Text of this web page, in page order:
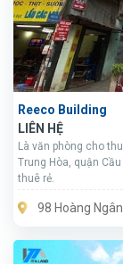
Reeco Building
LIÊN HỆ
Là văn phòng cho
Trung Hòa, quận
thuê rẻ.
98 Hoàng